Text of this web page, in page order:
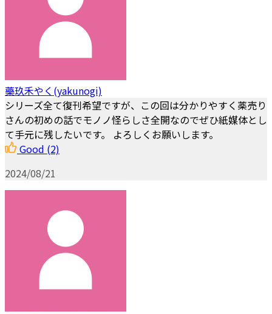
藥玖禾やく(yakunogi)
シリーズ全て復刊希望ですが、この回は分かりやすく薬売り
さんの初めの話でモノノ怪らしさ全開なのでぜひ紙媒体とし
て手元に残したいです。 よろしくお願いします。
Good (2)
2024/08/21